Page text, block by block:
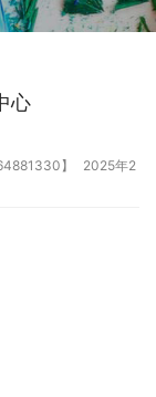
心
】
2025年2